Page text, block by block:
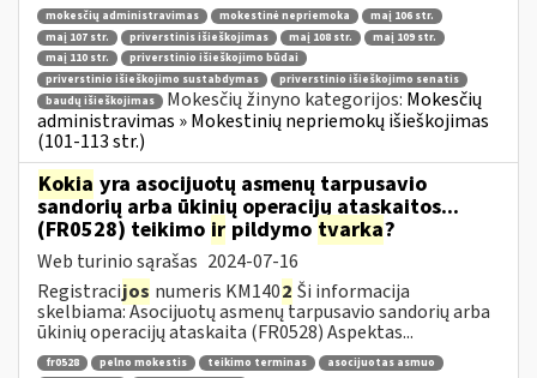
mokesčių administravimas mokestinė nepriemoka
maį 106 str.
maį 107 str.
priverstinis išieškojimas maį 108 str.
maį 109 str.
maį 110 str.
priverstinio išieškojimo būdai
priverstinio išieškojimo sustabdymas
priverstinio išieškojimo senatis
baudų išieškojimas
Mokesčių žinyno kategorijos: Mokesčių
administravimas » Mokestinių nepriemokų išieškojimas
(101-113 str.)
Kokia yra asocijuotų asmenų tarpusavio
sandorių arba ūkinių operacijų ataskaitos...
(FR0528) teikimo ir pildymo tvarka?
Web turinio sąrašas 2024-07-16
Registracijos numeris KM1402 Ši informacija
skelbiama: Asocijuotų asmenų tarpusavio sandorių arba
ūkinių operacijų ataskaita (FR0528) Aspektas...
fr0528 pelno mokestis teikimo terminas
asocijuotas asmuo